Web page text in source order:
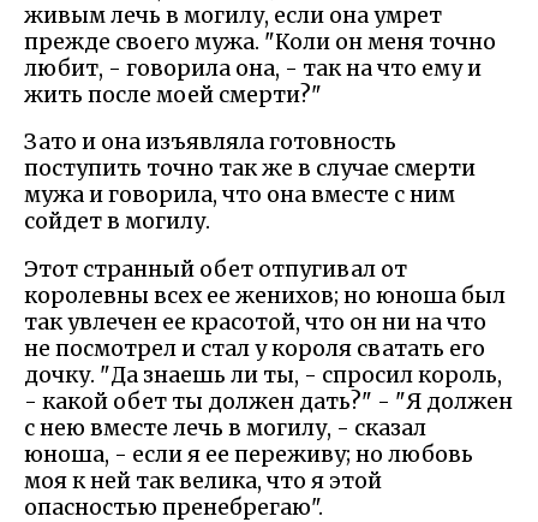
живым лечь в могилу, если она умрет
прежде своего мужа. "Коли он меня точно
любит, - говорила она, - так на что ему и
жить после моей смерти?"
Зато и она изъявляла готовность
поступить точно так же в случае смерти
мужа и говорила, что она вместе с ним
сойдет в могилу.
Этот странный обет отпугивал от
королевны всех ее женихов; но юноша был
так увлечен ее красотой, что он ни на что
не посмотрел и стал у короля сватать его
дочку. "Да знаешь ли ты, - спросил король,
- какой обет ты должен дать?" - "Я должен
с нею вместе лечь в могилу, - сказал
юноша, - если я ее переживу; но любовь
моя к ней так велика, что я этой
опасностью пренебрегаю".